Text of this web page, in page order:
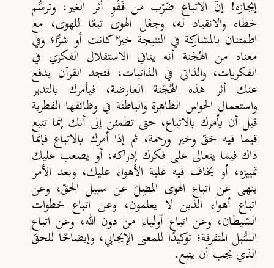
إيجازه! إنّ الاتباع ضَرْب من قَفْوِ أثر الغير، وترسُّم
خطاه والانقياد له، وجعْل الهوى تبعًا للهوى، مع
اطمئنان بالمشاركة في النتيجة خيرًا كانت أو شرًّا؛ وفي
معناه من الهُجْنة أنه ينافي الاستقلال الفكري في
الفكريات، والذاتي في الذاتيات، فتجد القرآن يدفع
عنك أثر هذه الهُجْنة العارضة، فيأمرك بالتدبر
واستعمال الحواس الظاهرة والباطنة في وظائفها الفطرية
قبل أن يأمرك بالاتباع، حتى تطمئن إلى أنك إنما تتبع
فيما فيه حَقّ وخير ورحمة، ثم إذا أمرك بالاتباع فإنما
ذاك فيما يتعالى على فكرك إدراكه، أو يصعب عليك
تمييزه، أو يخاف فيه غلبة الأهواء عليك، وبعد الأمر
ينهى عن اتباع الهوى المضِلّ عن سبيل الحقّ، وعن
اتباع أهواء الذين لا يعلمون، وعن اتباع خطوات
الشيطان، وعن اتباع أولياء من دون الله، وعن اتباع
السُّبل المتفرقة؛ توكيدًا للمعنى الإيجابي، وإيضاحًا للحقّ
الذي يجب أن يتبع.